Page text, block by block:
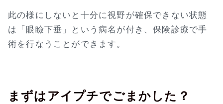
此の様にしないと十分に視野が確保できない状態
は「眼瞼下垂」という病名が付き、保険診療で手
術を行なうことができます。
まずはアイプチでごまかした？